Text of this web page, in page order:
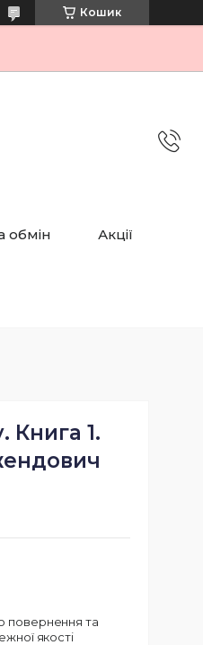
Кошик
обмін Акції
Книга 1.
якості